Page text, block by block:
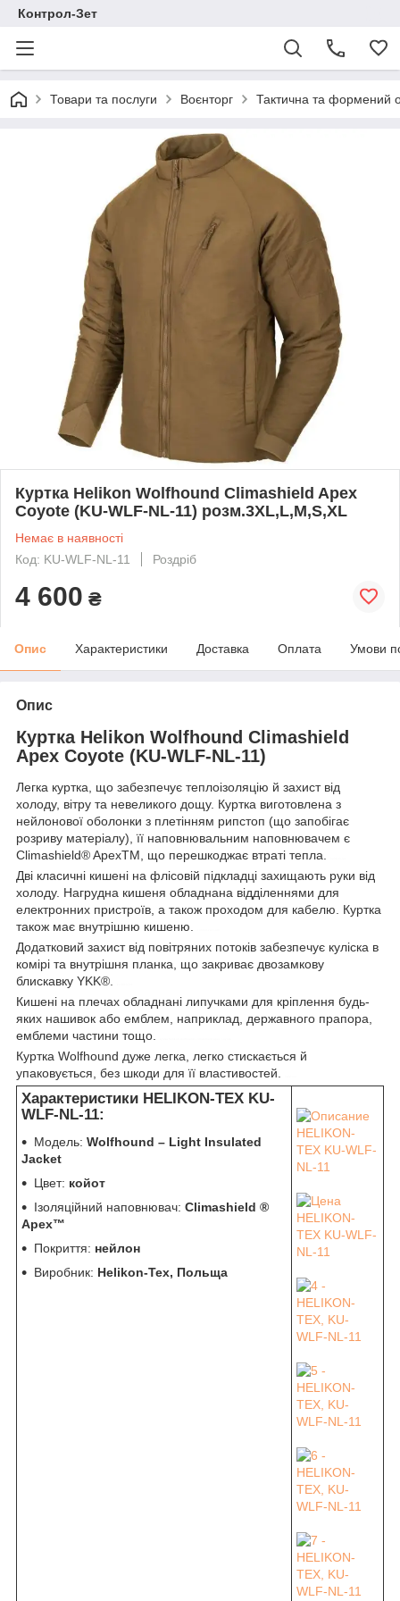
Контрол-Зет
Товари та послуги Воєнторг Тактична та формений
Куртка Helikon Wolfhound Climashield Apex
Coyote (KU-WLF-NL-11) розм.3XL,L,M,S,XL
Немає в наявності
Код: KU-WLF-NL-11
Роздріб
4 600 ₴
Опис Характеристики Доставка Оплата Умови
Опис
Куртка Helikon Wolfhound Climashield
Apex Coyote (KU-WLF-NL-11)
Легка куртка, що забезпечує теплоізоляцію й захист від
холоду, вітру та невеликого дощу. Куртка виготовлена з
нейлонової оболонки з плетінням рипстоп (що запобігає
розриву матеріалу), її наповнювальним наповнювачем є
Climashield® ApexTM, що перешкоджає втраті тепла.
Дві класичні кишені на флісовій підкладці захищають руки від
холоду. Нагрудна кишеня обладнана відділеннями для
електронних пристроїв, а також проходом для кабелю. Куртка
також має внутрішню кишеню.
Додатковий захист від повітряних потоків забезпечує куліска в
комірі та внутрішня планка, що закриває двозамкову
блискавку YKK®.
Кишені на плечах обладнані липучками для кріплення будь-
яких нашивок або емблем, наприклад, державного прапора,
емблеми частини тощо.
Куртка Wolfhound дуже легка, легко стискається й
упаковується, без шкоди для її властивостей.
Характеристики HELIKON-TEX KU-
WLF-NL-11:
Модель: Wolfhound – Light Insulated
Jacket
Цвет: койот
Ізоляційний наповнювач: Climashield ®
Apex™
Покриття: нейлон
Виробник: Helikon-Tex, Польща